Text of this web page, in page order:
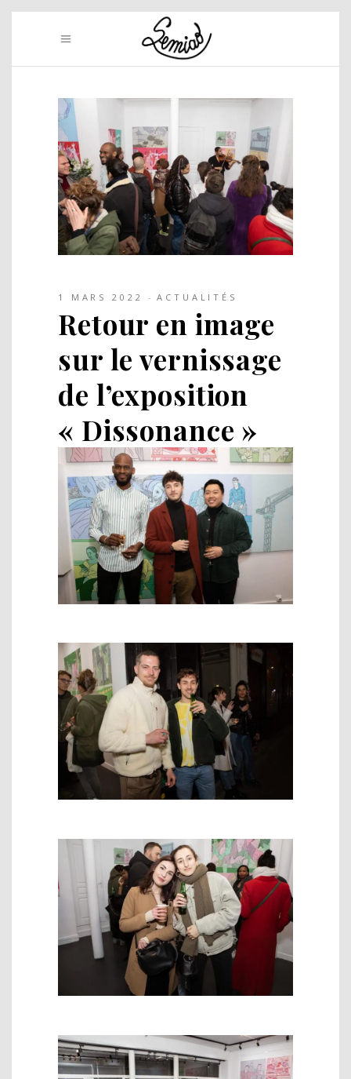
1 MARS 2022 ACTUALITÉS
Retour en image
sur le vernissage
de l’exposition
« Dissonance »